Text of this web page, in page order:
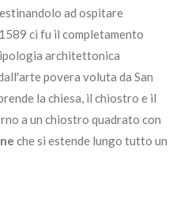
ad ospitare
ci fu il completamento
architettonica
povera voluta da San
la chiesa, il chiostro e il
a un chiostro quadrato con
che si estende lungo tutto un